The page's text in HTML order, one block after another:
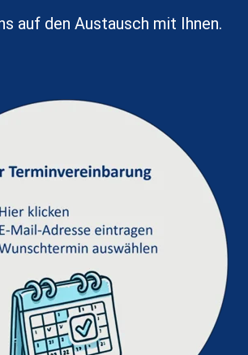
auf den Austausch mit Ihnen.